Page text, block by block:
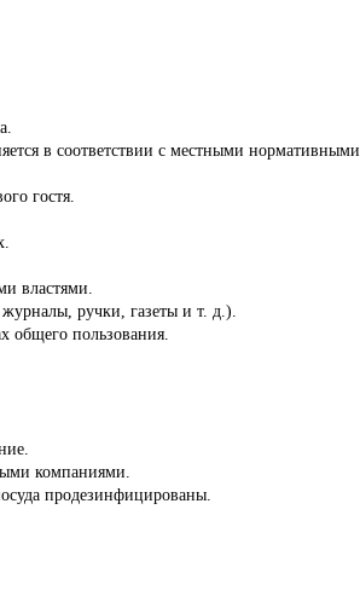
в соответствии с местными нормативными
гостя.
властями.
ручки, газеты и т. д.).
общего пользования.
компаниями.
продезинфицированы.